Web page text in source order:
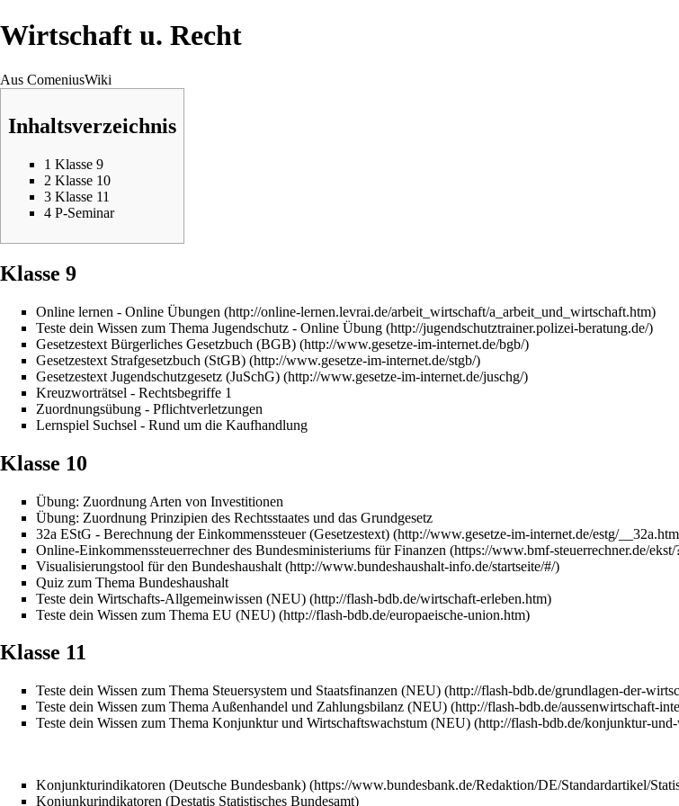
Wirtschaft u. Recht
Aus ComeniusWiki
Inhaltsverzeichnis
1 Klasse 9
2 Klasse 10
3 Klasse 11
4 P-Seminar
Klasse 9
Online lernen - Online Übungen
Teste dein Wissen zum Thema Jugendschutz - Online Übung
Gesetzestext Bürgerliches Gesetzbuch (BGB)
Gesetzestext Strafgesetzbuch (StGB)
Gesetzestext Jugendschutzgesetz (JuSchG)
Kreuzworträtsel - Rechtsbegriffe 1
Zuordnungsübung - Pflichtverletzungen
Lernspiel Suchsel - Rund um die Kaufhandlung
Klasse 10
Übung: Zuordnung Arten von Investitionen
Übung: Zuordnung Prinzipien des Rechtsstaates und das Grundgesetz
32a EStG - Berechnung der Einkommenssteuer (Gesetzestext)
Online-Einkommenssteuerrechner des Bundesministeriums für Finanzen
Visualisierungstool für den Bundeshaushalt
Quiz zum Thema Bundeshaushalt
Teste dein Wirtschafts-Allgemeinwissen (NEU)
Teste dein Wissen zum Thema EU (NEU)
Klasse 11
Teste dein Wissen zum Thema Steuersystem und Staatsfinanzen (NEU)
Teste dein Wissen zum Thema Außenhandel und Zahlungsbilanz (NEU)
Teste dein Wissen zum Thema Konjunktur und Wirtschaftswachstum (NEU)
Konjunkturindikatoren (Deutsche Bundesbank)
Konjunkurindikatoren (Destatis Statistisches Bundesamt)